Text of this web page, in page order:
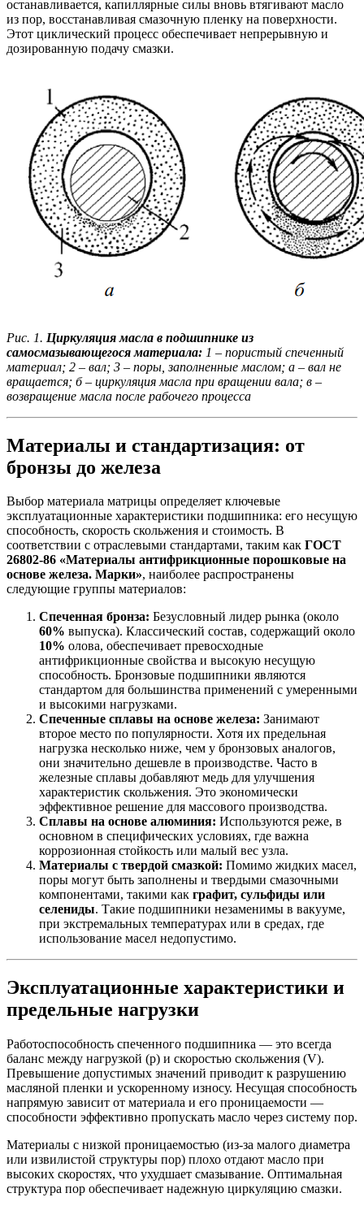
останавливается, капиллярные силы вновь втягивают масло
из пор, восстанавливая смазочную пленку на поверхности.
Этот циклический процесс обеспечивает непрерывную и
дозированную подачу смазки.
Рис. 1. Циркуляция масла в подшипнике из
самосмазывающегося материала: 1 – пористый спеченный
материал; 2 – вал; 3 – поры, заполненные маслом; а – вал не
вращается; б – циркуляция масла при вращении вала; в –
возвращение масла после рабочего процесса
Материалы и стандартизация: от
бронзы до железа
Выбор материала матрицы определяет ключевые
эксплуатационные характеристики подшипника: его несущую
способность, скорость скольжения и стоимость. В
соответствии с отраслевыми стандартами, таким как ГОСТ
26802-86 «Материалы антифрикционные порошковые на
основе железа. Марки», наиболее распространены
следующие группы материалов:
Спеченная бронза: Безусловный лидер рынка (около
60% выпуска). Классический состав, содержащий около
10% олова, обеспечивает превосходные
антифрикционные свойства и высокую несущую
способность. Бронзовые подшипники являются
стандартом для большинства применений с умеренными
и высокими нагрузками.
Спеченные сплавы на основе железа: Занимают
второе место по популярности. Хотя их предельная
нагрузка несколько ниже, чем у бронзовых аналогов,
они значительно дешевле в производстве. Часто в
железные сплавы добавляют медь для улучшения
характеристик скольжения. Это экономически
эффективное решение для массового производства.
Сплавы на основе алюминия: Используются реже, в
основном в специфических условиях, где важна
коррозионная стойкость или малый вес узла.
Материалы с твердой смазкой: Помимо жидких масел,
поры могут быть заполнены и твердыми смазочными
компонентами, такими как графит, сульфиды или
селениды. Такие подшипники незаменимы в вакууме,
при экстремальных температурах или в средах, где
использование масел недопустимо.
Эксплуатационные характеристики и
предельные нагрузки
Работоспособность спеченного подшипника — это всегда
баланс между нагрузкой (p) и скоростью скольжения (V).
Превышение допустимых значений приводит к разрушению
масляной пленки и ускоренному износу. Несущая способность
напрямую зависит от материала и его проницаемости —
способности эффективно пропускать масло через систему пор.
Материалы с низкой проницаемостью (из-за малого диаметра
или извилистой структуры пор) плохо отдают масло при
высоких скоростях, что ухудшает смазывание. Оптимальная
структура пор обеспечивает надежную циркуляцию смазки.